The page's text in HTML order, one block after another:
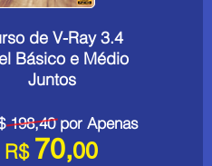
de V-Ray 3.4
Básico e Médio
Juntos
198,40 por Apenas
R$ 70,00